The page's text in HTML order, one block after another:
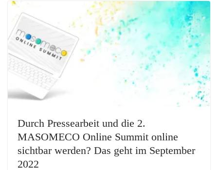
Durch Pressearbeit und die 2.
MASOMECO Online Summit online
sichtbar werden? Das geht im September
2022